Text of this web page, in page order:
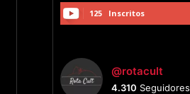
125 Inscritos
@rotacult
4.310 Seguidores